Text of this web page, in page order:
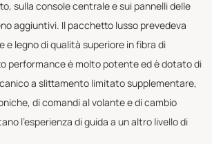
sulla console centrale e sui pannelli delle
aggiuntivi. Il pacchetto lusso prevedeva
e legno di qualità superiore in fibra di
performance è molto potente ed è dotato di
a slittamento limitato supplementare,
di comandi al volante e di cambio
l'esperienza di guida a un altro livello di